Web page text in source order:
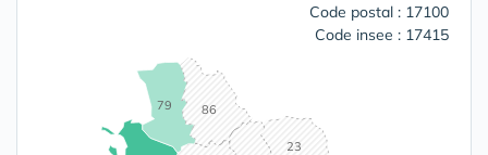
Code postal : 17100
Code insee : 17415
23
79 86